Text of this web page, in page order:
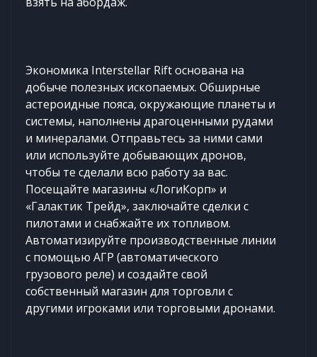
Экономика Interstellar Rift основана на
добыче полезных ископаемых. Обширные
астероидные пояса, окружающие планеты и
системы, наполнены драгоценными рудами
и минералами. Отправьтесь за ними сами
или используйте добывающих дронов,
чтобы те сделали всю работу за вас.
Посещайте магазины «ЛогиКорп» и
«Галактик Трейд», заключайте сделки с
пилотами и снабжайте их топливом.
Автоматизируйте производственные линии
с помощью АГР (автоматического
грузового реле) и создайте свой
собственный магазин для торговли с
другими игроками или торговыми дронами.